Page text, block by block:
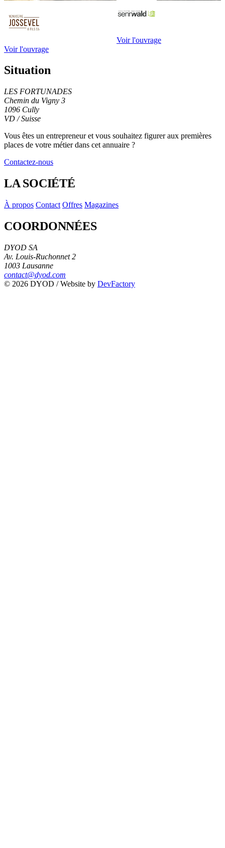
Voir l'ouvrage
Voir l'ouvrage
Situation
LES FORTUNADES
Chemin du Vigny 3
1096 Cully
VD / Suisse
+
Vous êtes un entrepreneur et vous souhaitez figureraux premières
places de votre métierdans cet annuaire ?
Contactez-nous
LA SOCIÉTÉ
À propos Contact Offres Magazines
COORDONNÉES
DYOD SA
Av. Louis-Ruchonnet 2
1003 Lausanne
contact@dyod.com
© 2026 DYOD / Website by DevFactory